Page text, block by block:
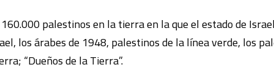
palestinos en la tierra en la que el estado de
los árabes de 1948, palestinos de la línea verde, los
“Dueños de la Tierra”.